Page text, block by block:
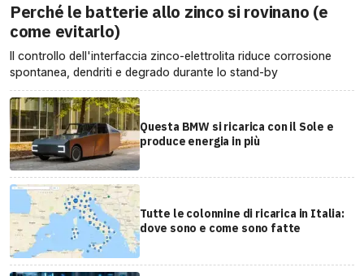
Perché le batterie allo zinco si rovinano (e
come evitarlo)
Il controllo dell'interfaccia zinco-elettrolita riduce corrosione
spontanea, dendriti e degrado durante lo stand-by
Questa BMW si ricarica con il Sole e
produce energia in più
Tutte le colonnine di ricarica in Italia:
dove sono e come sono fatte